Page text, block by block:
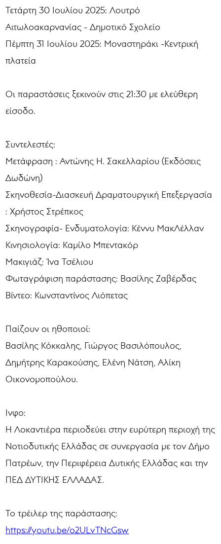
Τετάρτη 30 Ιουλίου 2025: Λουτρό
Αιτωλοακαρνανίας - Δημοτικό Σχολείο
Πέμπτη 31 Ιουλίου 2025: Μοναστηράκι -Κεντρική
πλατεία
Οι παραστάσεις ξεκινούν στις 21:30 με ελεύθερη
είσοδο.
Συντελεστές:
Μετάφραση : Αντώνης Η. Σακελλαρίου (Εκδόσεις
Δωδώνη)
Σκηνοθεσία-Διασκευή Δραματουργική Επεξεργασία
: Χρήστος Στρέπκος
Σκηνογραφία- Ενδυματολογία: Κέννυ ΜακΛέλλαν
Κινησιολογία: Καμίλο Μπεντακόρ
Μακιγιάζ: Ίνα Τσέλιου
Φωταγράφιση παράστασης: Βασίλης Ζαβέρδας
Βίντεο: Κωνσταντίνος Λιόπετας
Παίζουν οι ηθοποιοί:
Βασίλης Κόκκαλης, Γιώργος Βασιλόπουλος,
Δημήτρης Καρακούσης, Ελένη Νάτση, Αλίκη
Οικονομοπούλου.
Ινφο:
Η Λοκαντιέρα περιοδεύει στην ευρύτερη περιοχή της
Νοτιοδυτικής Ελλάδας σε συνεργασία με τον Δήμο
Πατρέων, την Περιφέρεια Δυτικής Ελλάδας και την
ΠΕΔ ΔΥΤΙΚΗΣ ΕΛΛΑΔΑΣ.
Το τρέιλερ της παράστασης:
https://youtu.be/o2ULvTNcGsw